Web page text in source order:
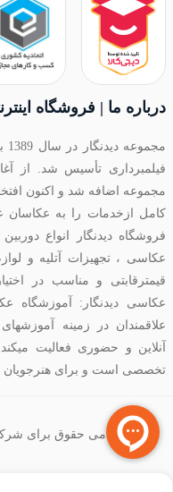
درباره ما | فروشگاه
فیلمبرداری تأسیس شد. از
مجموعه اضافه شد و اکنون
کامل ازخدمات را به عکاسان
فروشگاه دیدنگار انواع
عکاسی ، تجهیزات آتلیه و
قیمترقابتی و مناسب در
عکاسی دیدنگار: آموزشگاه
علاقمندان در زمینه
آنلاین و حضوری فعالیت
تخصصی است و برای هنرجویان
تمامی حقوق برای